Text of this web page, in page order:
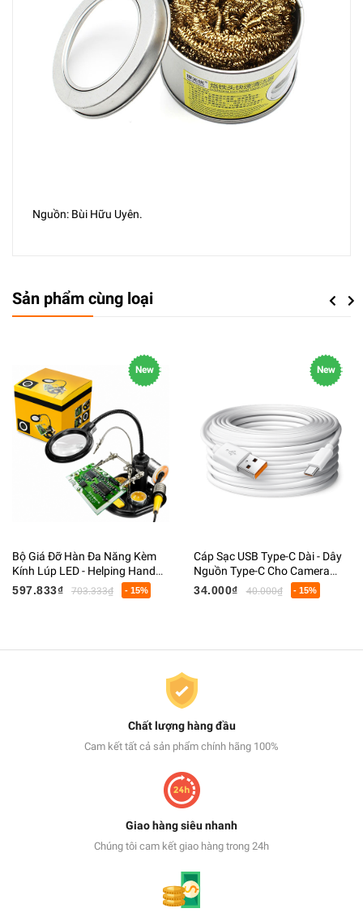
Nguồn: Bùi Hữu Uyên.
Sản phẩm cùng loại Previous
New
Bộ Giá Đỡ Hàn Đa Năng Kèm
Kính Lúp LED - Helping Hand
Hỗ Trợ Hàn Mạch, Giá Đỡ Mỏ
597.833₫ 703.333₫ - 15%
New
Cáp Sạc USB Type-C Dài - Dây
Nguồn Type-C Cho Camera
Giám Sát, Webcam, Điện Thoại
34.000₫ 40.000₫ - 15%
Next
Chất lượng hàng đầu
Cam kết tất cả sản phẩm chính hãng 100%
Giao hàng siêu nhanh
Chúng tôi cam kết giao hàng trong 24h